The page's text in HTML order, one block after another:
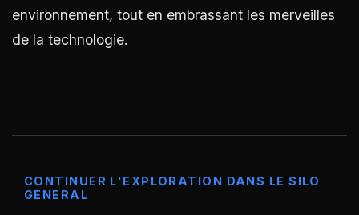
environnement, tout en embrassant les merveilles
de la technologie.
CONTINUER L'EXPLORATION DANS LE SILO
GENERAL